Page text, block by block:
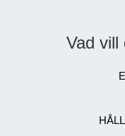
Vad vill